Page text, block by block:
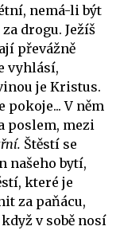
nemá-li být
drogu. Ježíš
převážně
vyhlásí,
je Kristus.
pokoje... V něm
poslem, mezi
Štěstí se
našeho bytí,
které je
za paňácu,
v sobě nosí